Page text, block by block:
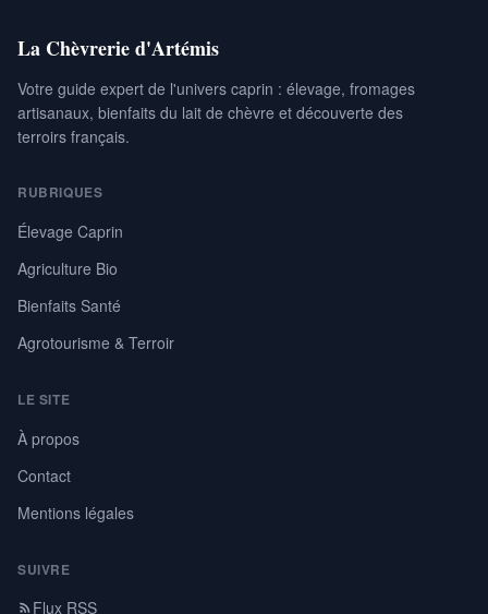
La Chèvrerie d'Artémis
Votre guide expert de l'univers caprin : élevage, fromages
artisanaux, bienfaits du lait de chèvre et découverte des
terroirs français.
RUBRIQUES
Élevage Caprin
Agriculture Bio
Bienfaits Santé
Agrotourisme & Terroir
LE SITE
À propos
Contact
Mentions légales
SUIVRE
Flux RSS